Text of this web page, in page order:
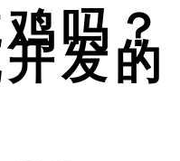
吗？
发的